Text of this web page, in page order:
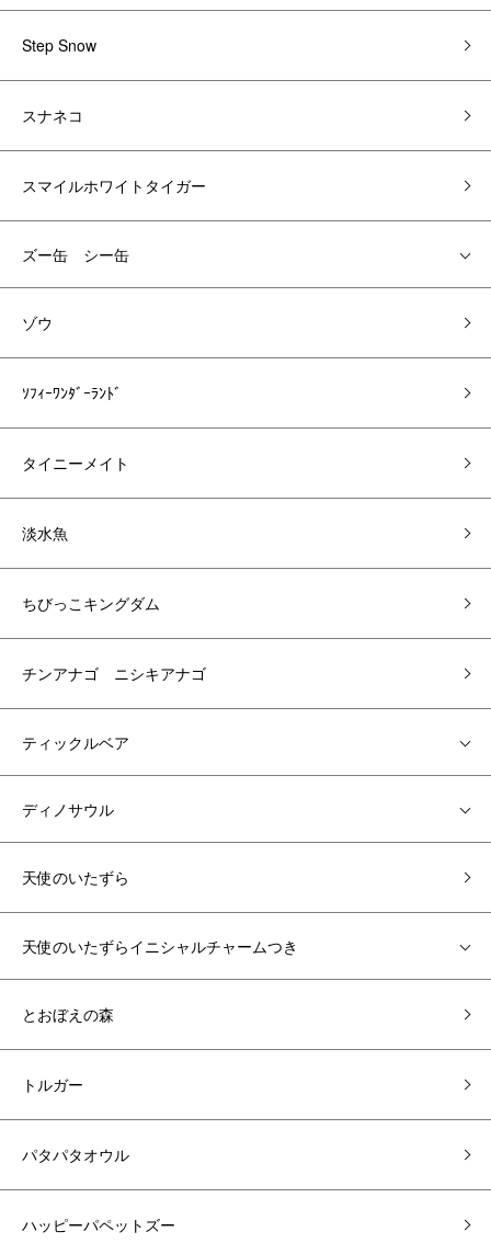
Step Snow
スナネコ
スマイルホワイトタイガー
ズー缶 シー缶
ゾウ
ｿﾌｨｰﾜﾝﾀﾞｰﾗﾝﾄﾞ
タイニーメイト
淡水魚
ちびっこキングダム
チンアナゴ ニシキアナゴ
ティックルベア
ディノサウル
天使のいたずら
天使のいたずらイニシャルチャームつき
とおぼえの森
トルガー
パタパタオウル
ハッピーパペットズー